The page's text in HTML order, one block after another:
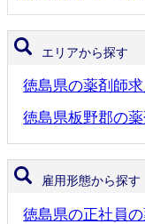
エリアから探す
徳島県の薬剤師求
徳島県板野郡の
雇用形態から探す
徳島県の正社員